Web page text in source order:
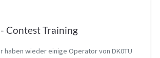
Contest Training
haben wieder einige Operator von DK0TU